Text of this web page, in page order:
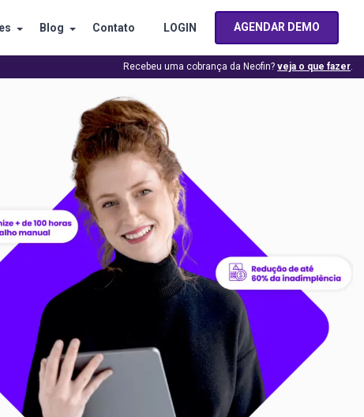
Blog Contato LOGIN AGENDAR DEMO
Recebeu uma cobrança da Neofin?veja o que fazer.